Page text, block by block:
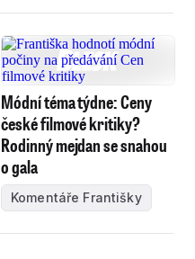
Módní téma týdne: Ceny
české filmové kritiky?
Rodinný mejdan se snahou
o gala
Komentáře Františky